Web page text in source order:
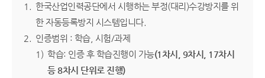
한국산업인력공단에서 시행하는 부정(대리)수강방지를 위
한 자동등록방지 시스템입니다.
인증범위 : 학습, 시험/과제
학습: 인증 후 학습진행이 가능(1차시, 9차시, 17차시
등 8차시 단위로 진행)